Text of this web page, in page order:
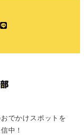
LINE
でかけスポットを
中！